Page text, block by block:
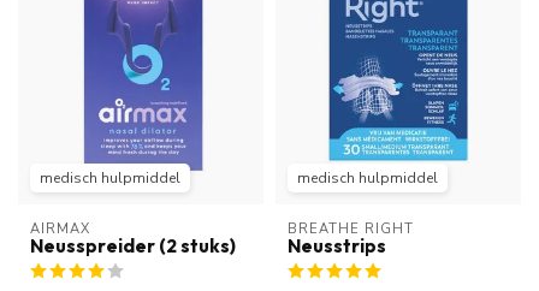
medisch hulpmiddel
AIRMAX
Neusspreider (2 stuks)
medisch hulpmiddel
BREATHE RIGHT
Neusstrips